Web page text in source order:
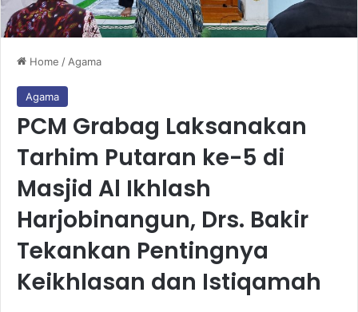
Home / Agama
Agama
PCM Grabag Laksanakan
Tarhim Putaran ke-5 di
Masjid Al Ikhlash
Harjobinangun, Drs. Bakir
Tekankan Pentingnya
Keikhlasan dan Istiqamah